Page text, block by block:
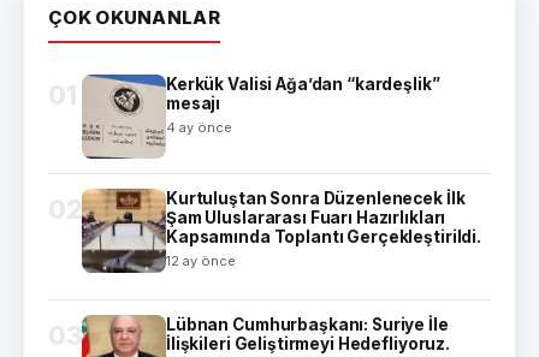
ÇOK OKUNANLAR
01
Kerkük Valisi Ağa’dan “kardeşlik”
mesajı
4 ay önce
02
Kurtuluştan Sonra Düzenlenecek İlk
Şam Uluslararası Fuarı Hazırlıkları
Kapsamında Toplantı Gerçekleştirildi.
12 ay önce
03
Lübnan Cumhurbaşkanı: Suriye İle
İlişkileri Geliştirmeyi Hedefliyoruz.